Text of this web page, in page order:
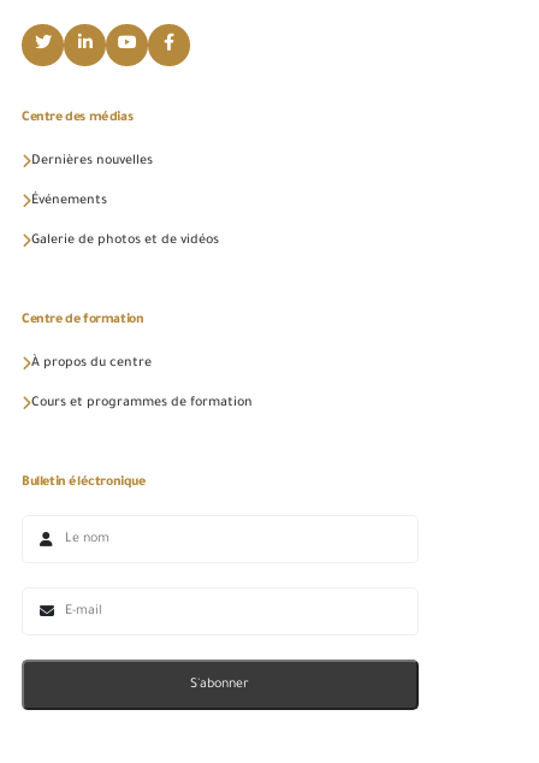
Centre des médias
Dernières nouvelles
Événements
Galerie de photos et de vidéos
Centre de formation
À propos du centre
Cours et programmes de formation
Bulletin éléctronique
S'abonner